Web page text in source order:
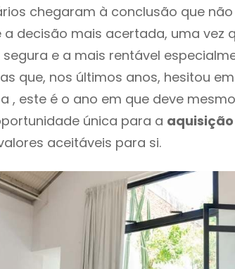
chegaram à conclusão que
decisão mais acertada, uma vez
e a mais rentável
que, nos últimos anos, hesitou
, este é o ano em que deve
única para a
aceitáveis para si.